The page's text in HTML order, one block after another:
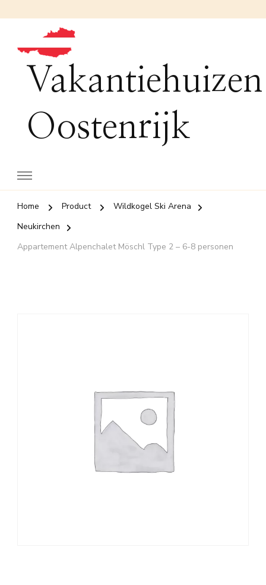
Vakantiehuizen
Oostenrijk
Home Product
Wildkogel Ski Arena
Neukirchen
Appartement Alpenchalet Möschl Type 2 – 6-8 personen